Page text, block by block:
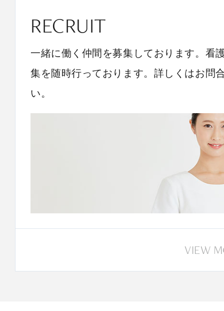
RECRUIT
一緒に働く仲間を募集しております。看
集を随時行っております。詳しくはお問
い。
VIEW